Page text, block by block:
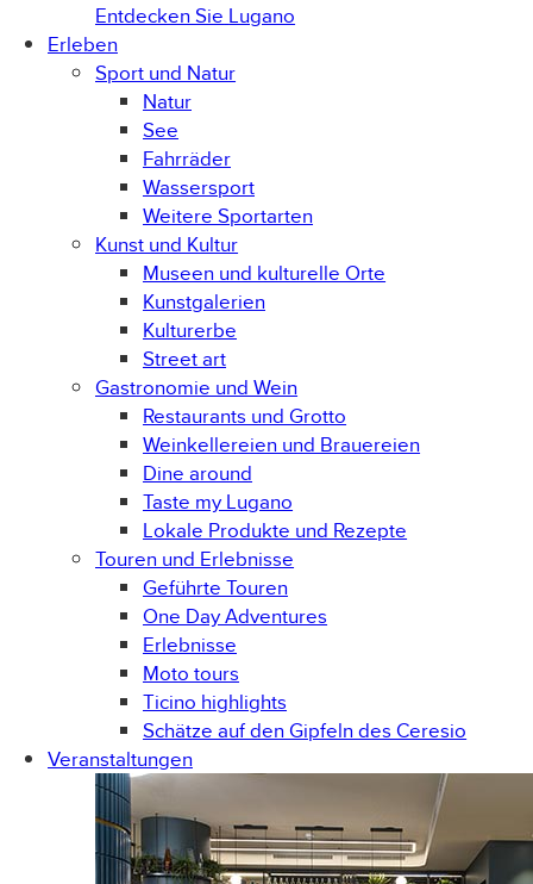
Entdecken Sie Lugano
Erleben
Sport und Natur
Natur
See
Fahrräder
Wassersport
Weitere Sportarten
Kunst und Kultur
Museen und kulturelle Orte
Kunstgalerien
Kulturerbe
Street art
Gastronomie und Wein
Restaurants und Grotto
Weinkellereien und Brauereien
Dine around
Taste my Lugano
Lokale Produkte und Rezepte
Touren und Erlebnisse
Geführte Touren
One Day Adventures
Erlebnisse
Moto tours
Ticino highlights
Schätze auf den Gipfeln des Ceresio
Veranstaltungen